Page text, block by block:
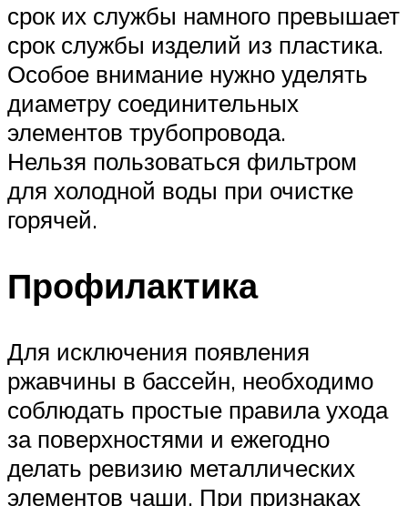
срок их службы намного превышает
срок службы изделий из пластика.
Особое внимание нужно уделять
диаметру соединительных
элементов трубопровода.
Нельзя пользоваться фильтром
для холодной воды при очистке
горячей.
Профилактика
Для исключения появления
ржавчины в бассейн, необходимо
соблюдать простые правила ухода
за поверхностями и ежегодно
делать ревизию металлических
элементов чаши. При признаках